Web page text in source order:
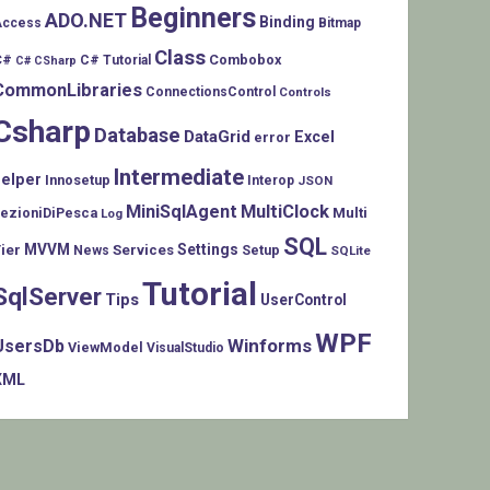
ADO.NET Beginners Binding Bitmap
C# CSharp C# Tutorial Class Combobox
ConnectionsControl Controls
Database DataGrid error Excel
Innosetup Intermediate Interop JSON
Log MiniSqlAgent MultiClock Multi
MVVM News Services Settings Setup SQL SQLite
TipsTutorial UserControl
ViewModel VisualStudio WinformsWPF